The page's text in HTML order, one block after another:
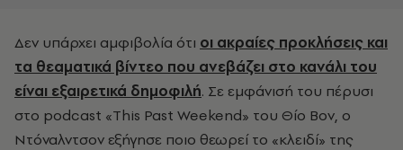
Δεν υπάρχει αμφιβολία ότι οι ακραίες προκλήσεις και
τα θεαματικά βίντεο που ανεβάζει στο κανάλι του
είναι εξαιρετικά δημοφιλή. Σε εμφάνισή του πέρυσι
στο podcast «This Past Weekend» του Θίο Βον, ο
Ντόναλντσον εξήγησε ποιο θεωρεί το «κλειδί» της